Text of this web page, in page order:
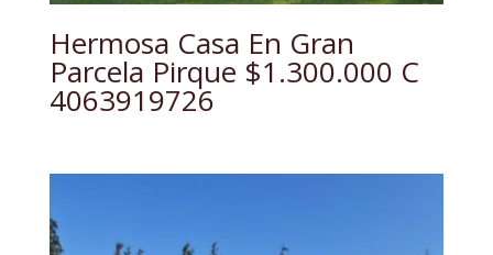
Hermosa Casa En Gran
Parcela Pirque $1.300.000 C
4063919726